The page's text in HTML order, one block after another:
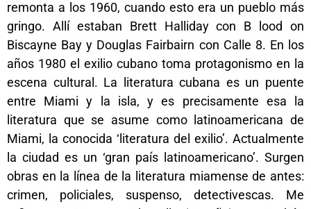
remonta a los 1960, cuando esto era un pueblo más
gringo. Allí estaban Brett Halliday con B lood on
Biscayne Bay y Douglas Fairbairn con Calle 8. En los
años 1980 el exilio cubano toma protagonismo en la
escena cultural. La literatura cubana es un puente
entre Miami y la isla, y es precisamente esa la
literatura que se asume como latinoamericana de
Miami, la conocida ‘literatura del exilio’. Actualmente
la ciudad es un ‘gran país latinoamericano’. Surgen
obras en la línea de la literatura miamense de antes:
crimen, policiales, suspenso, detectivescas. Me